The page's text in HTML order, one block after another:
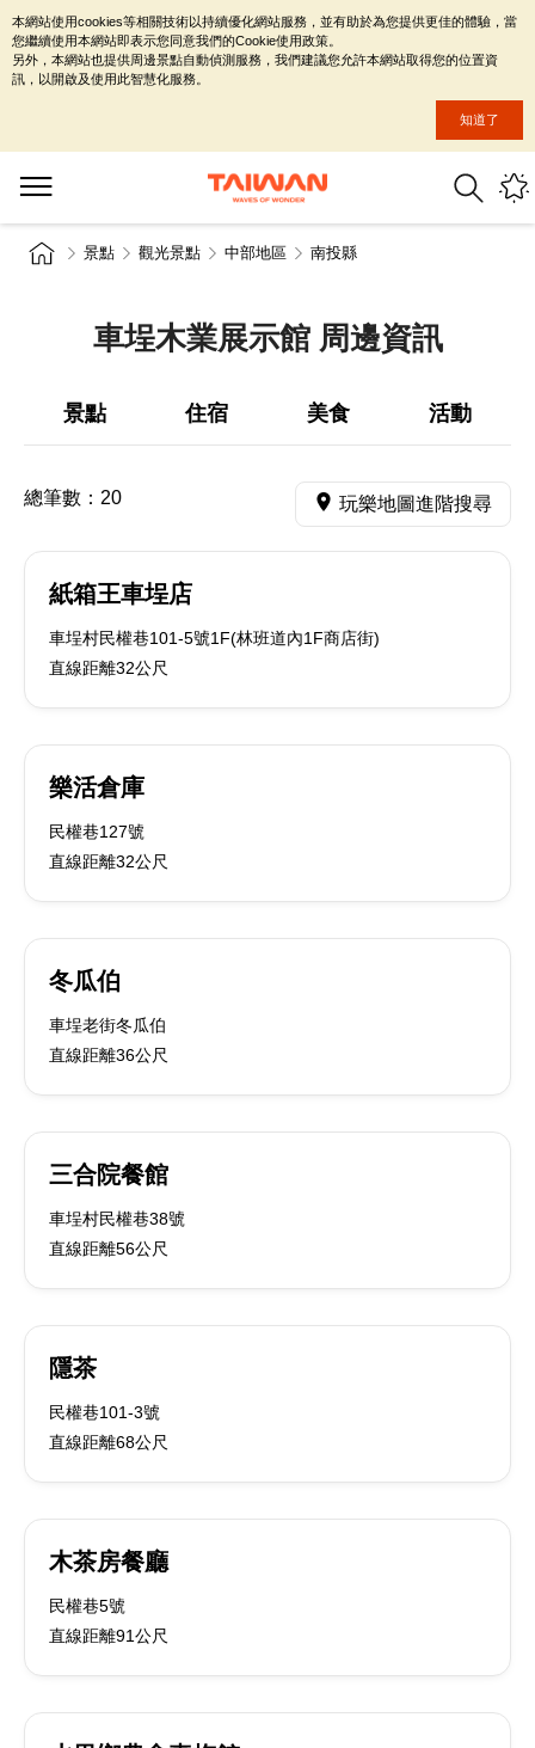
景點 觀光景點 中部地區 南投縣
車埕木業展示館 周邊資訊
景點 住宿 美食 活動
總筆數： 20 玩樂地圖進階搜尋
紙箱王車埕店
車埕村民權巷101-5號1F(林班道內1F商店街)
直線距離32公尺
樂活倉庫
民權巷127號
直線距離32公尺
冬瓜伯
車埕老街冬瓜伯
直線距離36公尺
三合院餐館
車埕村民權巷38號
直線距離56公尺
隱茶
民權巷101-3號
直線距離68公尺
木茶房餐廳
民權巷5號
直線距離91公尺
本網站使用cookies等相關技術以持續優化網站服務，並有助於為您提供更佳的體驗，當
您繼續使用本網站即表示您同意我們的Cookie使用政策。
另外，本網站也提供周邊景點自動偵測服務，我們建議您允許本網站取得您的位置資
訊，以開啟及使用此智慧化服務。
知道了